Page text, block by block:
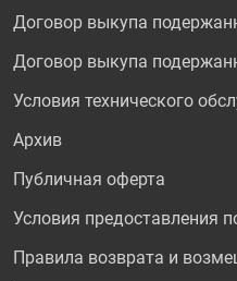
Договор выкупа
Договор выкупа
Условия технического
Архив
Публичная оферта
Условия предоставления
Правила возврата и